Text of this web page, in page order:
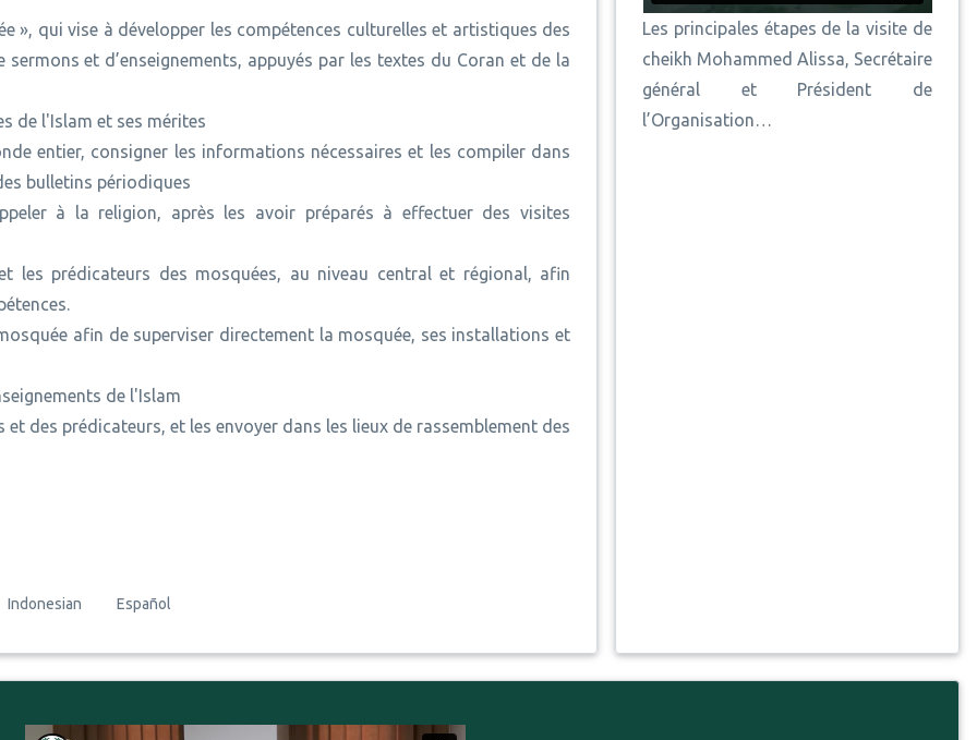
», qui vise à développer les compétences culturelles et artistiques des
et d’enseignements, appuyés par les textes du Coran et de la
de l'Islam et ses mérites
entier, consigner les informations nécessaires et les compiler dans
bulletins périodiques
à la religion, après les avoir préparés à effectuer des visites
les prédicateurs des mosquées, au niveau central et régional, afin
afin de superviser directement la mosquée, ses installations et
de l'Islam
des prédicateurs, et les envoyer dans les lieux de rassemblement des
Indonesian Español
Les principales étapes de la visite de
cheikh Mohammed Alissa, Secrétaire
général et Président de
l’Organisation…